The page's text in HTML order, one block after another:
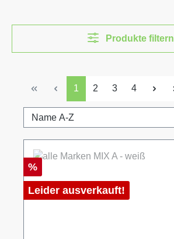
Produkte filtern
Seite
1 Seite
2 Seite
3 Seite
4
Rabatt
%
Leider ausverkauft!